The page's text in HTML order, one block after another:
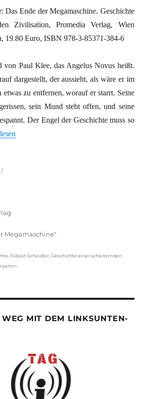
Das Ende der Megamaschine. Geschichte
Zivilisation, Promedia Verlag, Wien
19.80 Euro, ISBN 978-3-85371-384-6
von Paul Klee, das Angelus Novus heißt.
dargestellt, der aussieht, als wäre er im
zu entfernen, worauf er starrt. Seine
sein Mund steht offen, und seine
Der Engel der Geschichte muss so
der Megamaschine“
Megamaschine"
, Fabian Scheidler,Geschichte einer scheiternden
MIT DEM LINKSUNTEN-